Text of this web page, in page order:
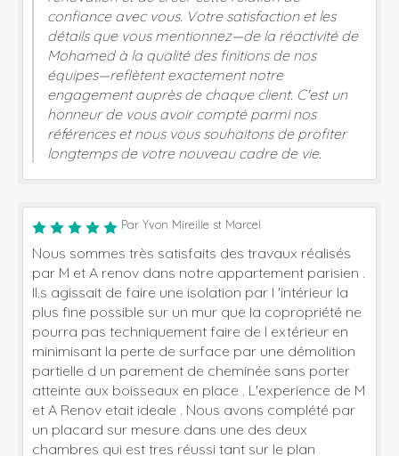
confiance avec vous. Votre satisfaction et les
détails que vous mentionnez—de la réactivité de
Mohamed à la qualité des finitions de nos
équipes—reflètent exactement notre
engagement auprès de chaque client. C'est un
honneur de vous avoir compté parmi nos
références et nous vous souhaitons de profiter
longtemps de votre nouveau cadre de vie.
Par Yvon Mireille st Marcel
Nous sommes très satisfaits des travaux réalisés
par M et A renov dans notre appartement parisien .
Il.s agissait de faire une isolation par l 'intérieur la
plus fine possible sur un mur que la copropriété ne
pourra pas techniquement faire de l extérieur en
minimisant la perte de surface par une démolition
partielle d un parement de cheminée sans porter
atteinte aux boisseaux en place . L'experience de M
et A Renov etait ideale . Nous avons complété par
un placard sur mesure dans une des deux
chambres qui est tres réussi tant sur le plan